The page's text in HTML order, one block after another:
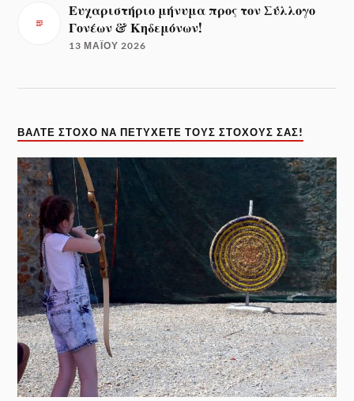
Ευχαριστήριο μήνυμα προς τον Σύλλογο
Γονέων & Κηδεμόνων!
13 ΜΑΪ́ΟΥ 2026
ΒΆΛΤΕ ΣΤΌΧΟ ΝΑ ΠΕΤΎΧΕΤΕ ΤΟΥΣ ΣΤΌΧΟΥΣ ΣΑΣ!